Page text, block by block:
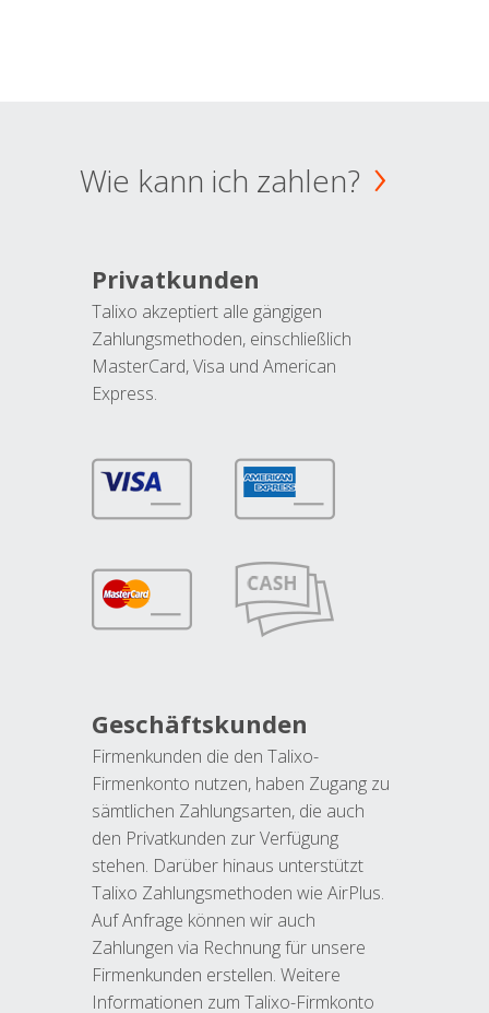
Wie kann ich zahlen?
Privatkunden
Talixo akzeptiert alle gängigen
Zahlungsmethoden, einschließlich
MasterCard, Visa und American
Express.
Geschäftskunden
Firmenkunden die den Talixo-
Firmenkonto nutzen, haben Zugang zu
sämtlichen Zahlungsarten, die auch
den Privatkunden zur Verfügung
stehen. Darüber hinaus unterstützt
Talixo Zahlungsmethoden wie AirPlus.
Auf Anfrage können wir auch
Zahlungen via Rechnung für unsere
Firmenkunden erstellen. Weitere
Informationen zum Talixo-Firmkonto